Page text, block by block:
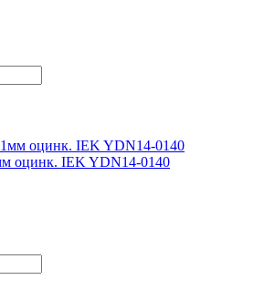
оцинк. IEK YDN14-0140